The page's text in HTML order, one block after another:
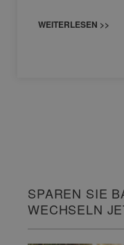
WEITERLESEN >>
SPAREN SIE
WECHSELN